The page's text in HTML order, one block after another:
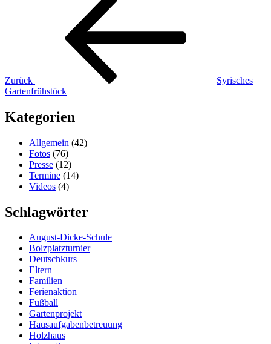
Zurück
Syrisches
Gartenfrühstück
Kategorien
Allgemein (42)
Fotos (76)
Presse (12)
Termine (14)
Videos (4)
Schlagwörter
August-Dicke-Schule
Bolzplatzturnier
Deutschkurs
Eltern
Familien
Ferienaktion
Fußball
Gartenprojekt
Hausaufgabenbetreuung
Holzhaus